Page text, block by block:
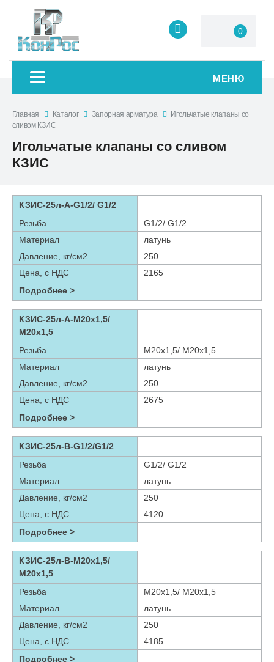
0
МЕНЮ
Главная Каталог Запорная арматура
Игольчатые клапаны со
сливом КЗИС
Игольчатые клапаны со сливом
КЗИС
КЗИС-25л-А-G1/2/ G1/2
Резьба
G1/2/ G1/2
Материал
латунь
Давление, кг/см2
250
Цена, с НДС
2165
Подробнее >
КЗИС-25л-А-М20х1,5/
М20х1,5
Резьба
М20х1,5/ М20х1,5
Материал
латунь
Давление, кг/см2
250
Цена, с НДС
2675
Подробнее >
КЗИС-25л-В-G1/2/G1/2
Резьба
G1/2/ G1/2
Материал
латунь
Давление, кг/см2
250
Цена, с НДС
4120
Подробнее >
КЗИС-25л-В-М20х1,5/
М20х1,5
Резьба
М20х1,5/ М20х1,5
Материал
латунь
Давление, кг/см2
250
Цена, с НДС
4185
Подробнее >